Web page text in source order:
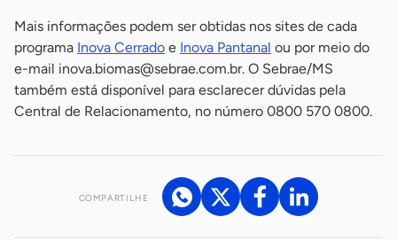
Mais informações podem ser obtidas nos sites de cada
programa Inova Cerrado e Inova Pantanal ou por meio do
e-mail inova.biomas@sebrae.com.br. O Sebrae/MS
também está disponível para esclarecer dúvidas pela
Central de Relacionamento, no número 0800 570 0800.
COMPARTILHE